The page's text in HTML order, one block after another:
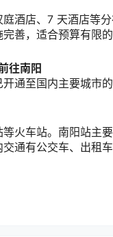
酒店、 7 天酒店等
善，适合预算有限的
往南阳
通至国内主要城市
火车站。南阳站主
通有公交车、出租